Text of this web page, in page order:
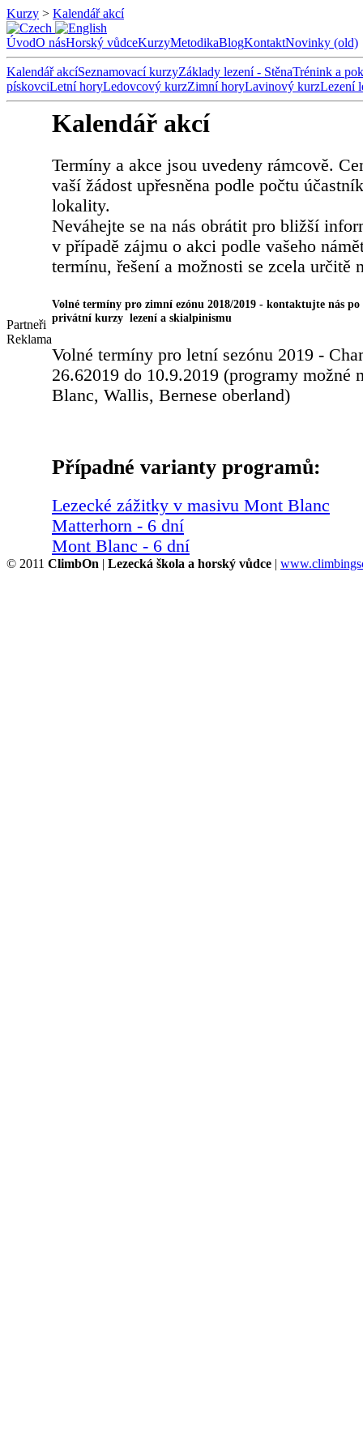
Kurzy > Kalendář akcí
ÚvodO násHorský vůdceKurzyMetodikaBlogKontaktNovinky (old)
Kalendář akcíSeznamovací kurzyZáklady lezení - StěnaTrénink a
pískovciLetní horyLedovcový kurzZimní horyLavinový kurzLezení
Partneři
Reklama
Kalendář akcí
Termíny a akce jsou uvedeny rámcově.
vaší žádost upřesněna podle počtu
lokality.
Neváhejte se na nás obrátit pro bližší
v případě zájmu o akci podle vašeho
termínu, řešení a možnosti se zcela určitě
Volné termíny pro zimní ezónu 2018/2019 - kontaktujte nás
privátní kurzy lezení a skialpinismu
Volné termíny pro letní sezónu 2019 -
26.62019 do 10.9.2019 (programy možné
Blanc, Wallis, Bernese oberland)
Případné varianty programů:
Lezecké zážitky v masivu Mont Blanc
Matterhorn - 6 dní
Mont Blanc - 6 dní
© 2011 ClimbOn | Lezecká škola a horský vůdce |